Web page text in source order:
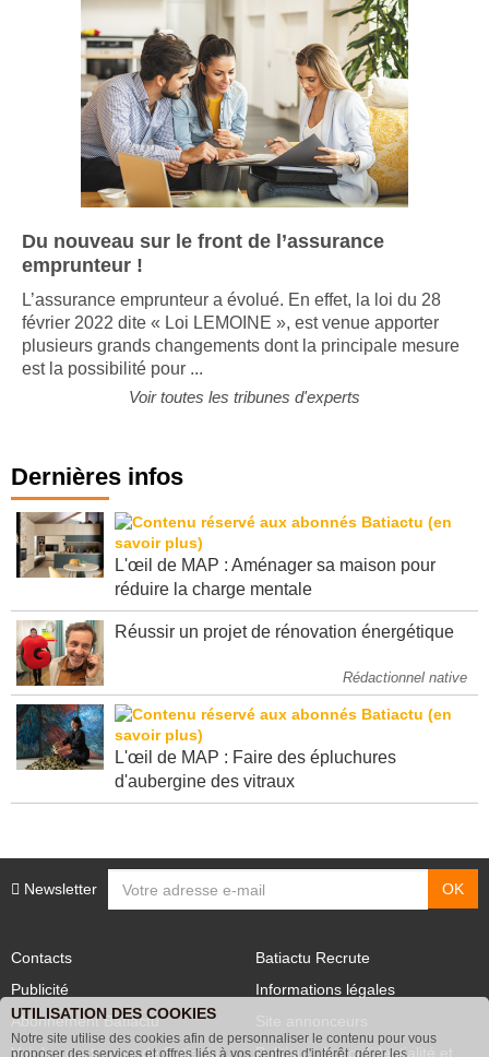
Du nouveau sur le front de l’assurance
emprunteur !
L’assurance emprunteur a évolué. En effet, la loi du 28
février 2022 dite « Loi LEMOINE », est venue apporter
plusieurs grands changements dont la principale mesure
est la possibilité pour ...
Voir toutes les tribunes d'experts
Dernières infos
L'œil de MAP : Aménager sa maison pour
réduire la charge mentale
Réussir un projet de rénovation énergétique
Rédactionnel native
L'œil de MAP : Faire des épluchures
d'aubergine des vitraux
Newsletter
Contacts
Publicité
Abonnement Batiactu
Voir les contenus+ de Batiactu
Batiactu Recrute
Informations légales
Politique de confidentialité et
UTILISATION DES COOKIES
Notre site utilise des cookies afin de personnaliser le contenu pour vous
proposer des services et offres liés à vos centres d'intérêt, gérer les